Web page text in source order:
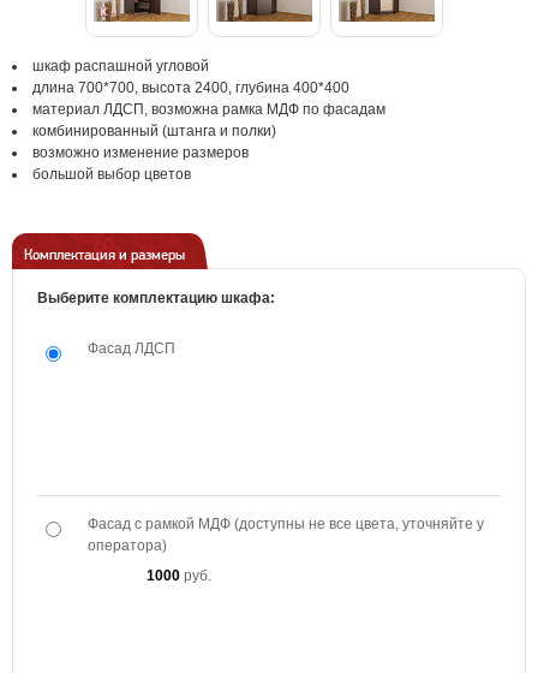
шкаф распашной угловой
длина 700*700, высота 2400, глубина 400*400
материал ЛДСП, возможна рамка МДФ по фасадам
комбинированный (штанга и полки)
возможно изменение размеров
большой выбор цветов
Комплектация и размеры
Выберите комплектацию шкафа:
Фасад ЛДСП
Фасад с рамкой МДФ (доступны не все цвета, уточняйте у
оператора)
1000 руб.